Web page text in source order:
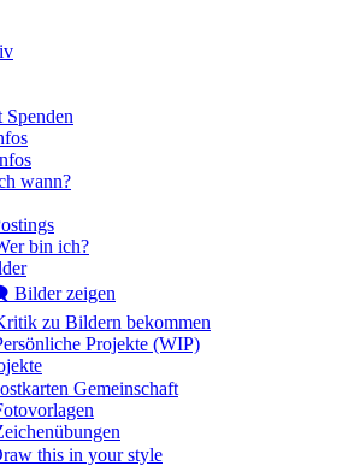
Spenden
wann?
bin ich?
zeigen
zu Bildern bekommen
Projekte (WIP)
Gemeinschaft
this in your style